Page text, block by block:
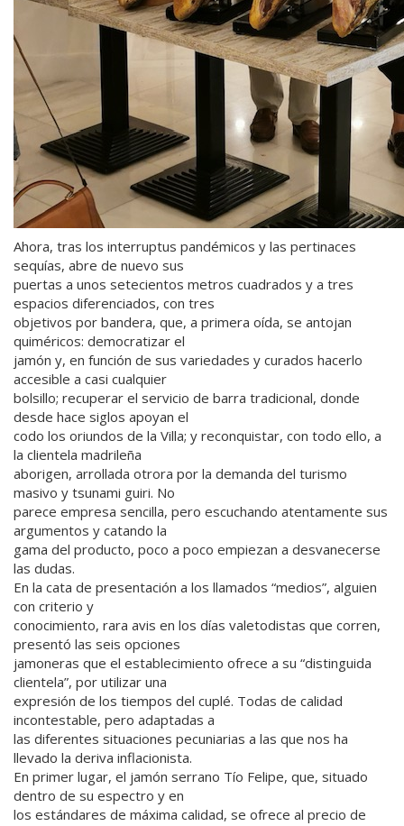
Ahora, tras los interruptus pandémicos y las pertinaces
sequías, abre de nuevo sus
puertas a unos setecientos metros cuadrados y a tres
espacios diferenciados, con tres
objetivos por bandera, que, a primera oída, se antojan
quiméricos: democratizar el
jamón y, en función de sus variedades y curados hacerlo
accesible a casi cualquier
bolsillo; recuperar el servicio de barra tradicional, donde
desde hace siglos apoyan el
codo los oriundos de la Villa; y reconquistar, con todo ello, a
la clientela madrileña
aborigen, arrollada otrora por la demanda del turismo
masivo y tsunami guiri. No
parece empresa sencilla, pero escuchando atentamente sus
argumentos y catando la
gama del producto, poco a poco empiezan a desvanecerse
las dudas.
En la cata de presentación a los llamados “medios”, alguien
con criterio y
conocimiento, rara avis en los días valetodistas que corren,
presentó las seis opciones
jamoneras que el establecimiento ofrece a su “distinguida
clientela”, por utilizar una
expresión de los tiempos del cuplé. Todas de calidad
incontestable, pero adaptadas a
las diferentes situaciones pecuniarias a las que nos ha
llevado la deriva inflacionista.
En primer lugar, el jamón serrano Tío Felipe, que, situado
dentro de su espectro y en
los estándares de máxima calidad, se ofrece al precio de